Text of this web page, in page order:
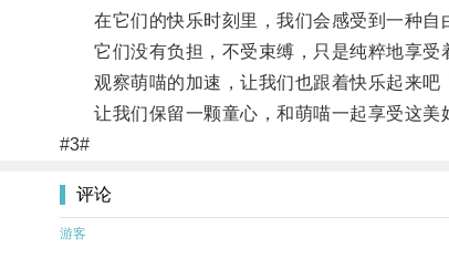
在它们的快乐时刻里，我们会感受到一种自
它们没有负担，不受束缚，只是纯粹地享受
观察萌喵的加速，让我们也跟着快乐起来吧
让我们保留一颗童心，和萌喵一起享受这美
#3#
评论
游客